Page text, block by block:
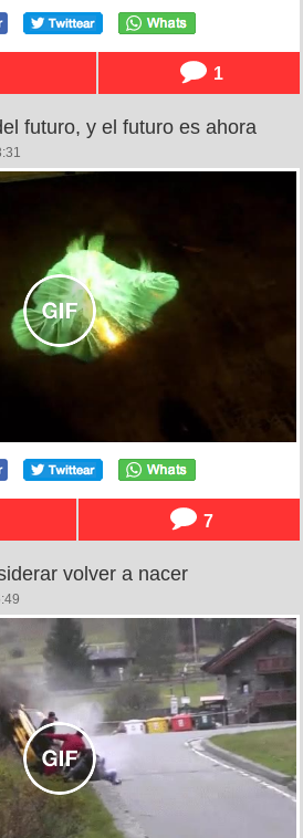
1
futuro, y el futuro es ahora
7
volver a nacer